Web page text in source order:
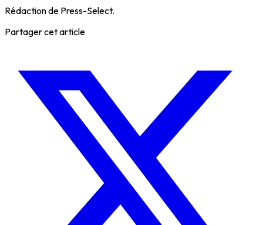
Rédaction de Press-Select.
Partager cet article